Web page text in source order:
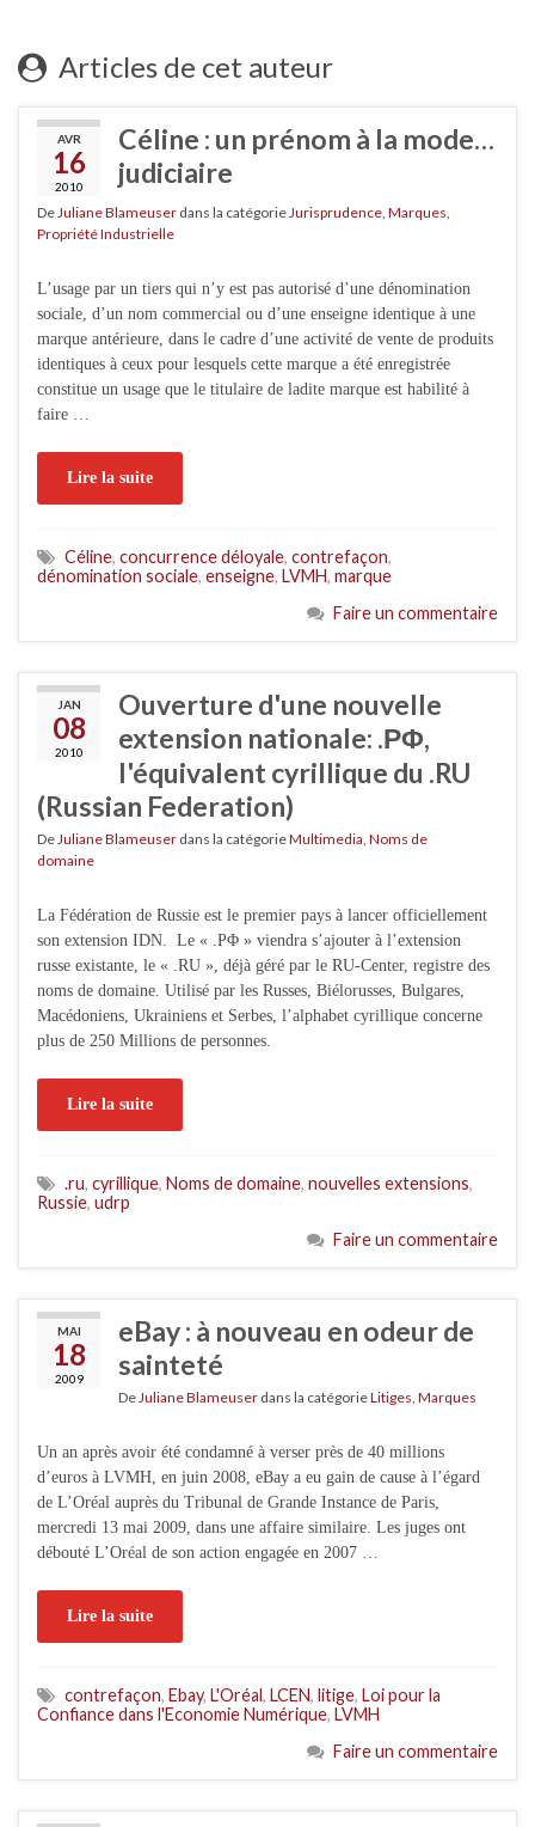
Articles de cet auteur
AVR
16
2010
Céline : un prénom à la mode…
judiciaire
De Juliane Blameuser dans la catégorie Jurisprudence Marques
Propriété Industrielle
L’usage par un tiers qui n’y est pas autorisé d’une dénomination
sociale, d’un nom commercial ou d’une enseigne identique à une
marque antérieure, dans le cadre d’une activité de vente de produits
identiques à ceux pour lesquels cette marque a été enregistrée
constitue un usage que le titulaire de ladite marque est habilité à
faire …
Lire la suite
Céline, concurrence déloyale, contrefaçon,
dénomination sociale, enseigne, LVMH, marque
Faire un commentaire
JAN
08
2010
Ouverture d'une nouvelle
extension nationale: .ΡΦ,
l'équivalent cyrillique du .RU
(Russian Federation)
De Juliane Blameuser dans la catégorieMultimedia Noms de
domaine
La Fédération de Russie est le premier pays à lancer officiellement
son extension IDN. Le « .ΡΦ » viendra s’ajouter à l’extension
russe existante, le « .RU », déjà géré par le RU-Center, registre des
noms de domaine. Utilisé par les Russes, Biélorusses, Bulgares,
Macédoniens, Ukrainiens et Serbes, l’alphabet cyrillique concerne
plus de 250 Millions de personnes.
Lire la suite
.ru, cyrillique, Noms de domaine, nouvelles extensions,
Russie, udrp
Faire un commentaire
MAI
18
2009
eBay : à nouveau en odeur de
sainteté
De Juliane Blameuser dans la catégorieLitiges Marques
Un an après avoir été condamné à verser près de 40 millions
d’euros à LVMH, en juin 2008, eBay a eu gain de cause à l’égard
de L’Oréal auprès du Tribunal de Grande Instance de Paris,
mercredi 13 mai 2009, dans une affaire similaire. Les juges ont
débouté L’Oréal de son action engagée en 2007 …
Lire la suite
contrefaçon, Ebay, L'Oréal, LCEN, litige, Loi pour la
Confiance dans l'Economie Numérique, LVMH
Faire un commentaire